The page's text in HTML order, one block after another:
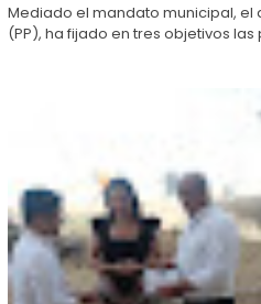
Mediado el mandato municipal, el
(PP), ha fijado en tres objetivos las